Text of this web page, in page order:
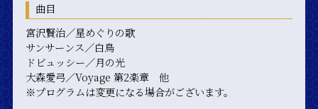
曲目
宮沢賢治／星めぐりの歌
サンサーンス／白鳥
ドビュッシー／月の光
大森愛弓／Voyage 第2楽章 他
※プログラムは変更になる場合がございます。